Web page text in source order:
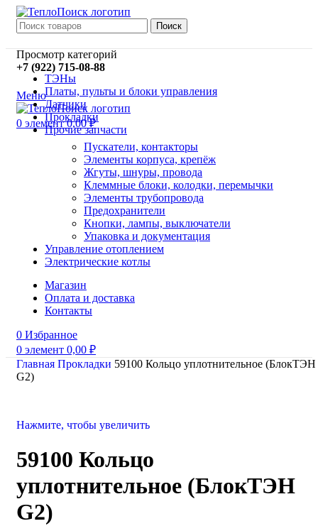
Поиск
+7 (922) 715-08-88
Меню
0 элемент 0,00₽
Просмотр категорий
ТЭНы
Платы, пульты и блоки управления
Датчики
Прокладки
Прочие запчасти
Пускатели, контакторы
Элементы корпуса, крепёж
Жгуты, шнуры, провода
Клеммные блоки, колодки, перемычки
Элементы трубопровода
Предохранители
Кнопки, лампы, выключатели
Упаковка и документация
Управление отоплением
Электрические котлы
Магазин
Оплата и доставка
Контакты
0 Избранное
0 элемент 0,00 ₽
Главная Прокладки 59100 Кольцо уплотнительное (БлокТЭН
G2)
Нажмите, чтобы увеличить
59100 Кольцо
уплотнительное (БлокТЭН
G2)